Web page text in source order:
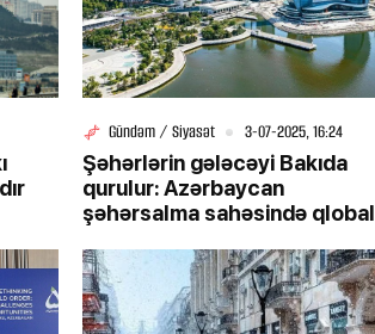
Gündəm / Siyasət 3-07-2025, 16:24
Şəhərlərin gələcəyi Bakıda
qurulur: Azərbaycan
şəhərsalma sahəsində qlobal
- TƏHLİL